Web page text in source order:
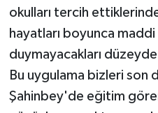
okulları tercih
hayatları boyunca
duymayacakları
Bu uygulama bizleri son
Şahinbey'de eğitim